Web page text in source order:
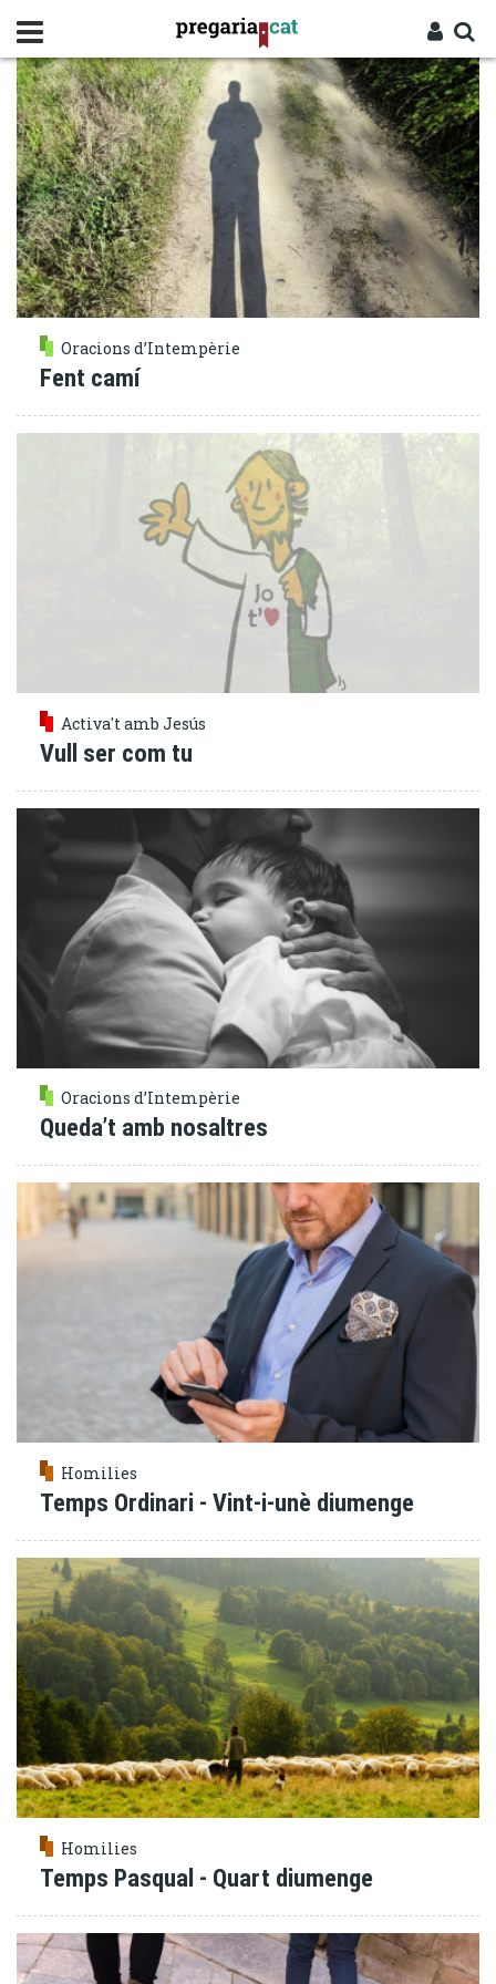
contingut
Entra
Cercador
CAMÍ
Oracions d’Intempèrie
Fent camí
Activa't amb Jesús
Vull ser com tu
Oracions d’Intempèrie
Queda’t amb nosaltres
Homilies
Temps Ordinari - Vint-i-unè diumenge
Homilies
Temps Pasqual - Quart diumenge